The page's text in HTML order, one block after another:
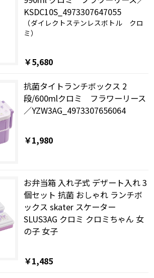
KSDC10S_4973307647055
（ダイレクトステンレスボトル クロ
ミ）
￥5,680
抗菌タイトランチボックス 2
段/600mlクロミ フラワーリース
／YZW3AG_4973307656064
￥1,980
お弁当箱 入れ子式 デザート入れ 3
個セット 抗菌 おしゃれ ランチボ
ックス skater スケーター
SLUS3AG クロミ クロミちゃん 女
の子 女子
￥1,485